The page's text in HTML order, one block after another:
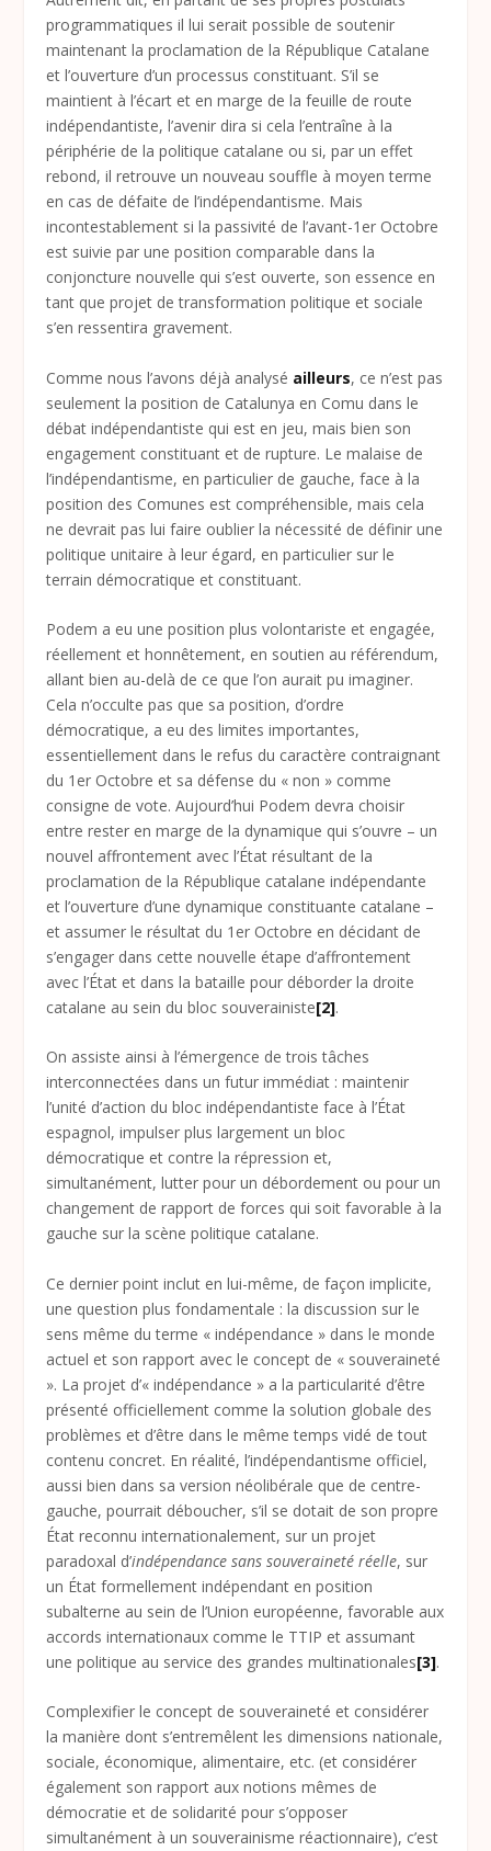
programmatiques il lui serait possible de soutenir
maintenant la proclamation de la République Catalane
et l’ouverture d’un processus constituant. S’il se
maintient à l’écart et en marge de la feuille de route
indépendantiste, l’avenir dira si cela l’entraîne à la
périphérie de la politique catalane ou si, par un effet
rebond, il retrouve un nouveau souffle à moyen terme
en cas de défaite de l’indépendantisme. Mais
incontestablement si la passivité de l’avant-1 er Octobre
est suivie par une position comparable dans la
conjoncture nouvelle qui s’est ouverte, son essence en
tant que projet de transformation politique et sociale
s’en ressentira gravement.
Comme nous l’avons déjà analysé ailleurs, ce n’est pas
seulement la position de Catalunya en Comu dans le
débat indépendantiste qui est en jeu, mais bien son
engagement constituant et de rupture. Le malaise de
l’indépendantisme, en particulier de gauche, face à la
position des Comunes est compréhensible, mais cela
ne devrait pas lui faire oublier la nécessité de définir une
politique unitaire à leur égard, en particulier sur le
terrain démocratique et constituant.
Podem a eu une position plus volontariste et engagée,
réellement et honnêtement, en soutien au référendum,
allant bien au-delà de ce que l’on aurait pu imaginer.
Cela n’occulte pas que sa position, d’ordre
démocratique, a eu des limites importantes,
essentiellement dans le refus du caractère contraignant
du 1 er Octobre et sa défense du « non » comme
consigne de vote. Aujourd’hui Podem devra choisir
entre rester en marge de la dynamique qui s’ouvre – un
nouvel affrontement avec l’État résultant de la
proclamation de la République catalane indépendante
et l’ouverture d’une dynamique constituante catalane –
et assumer le résultat du 1 er Octobre en décidant de
s’engager dans cette nouvelle étape d’affrontement
avec l’État et dans la bataille pour déborder la droite
catalane au sein du bloc souverainiste[2].
On assiste ainsi à l’émergence de trois tâches
interconnectées dans un futur immédiat : maintenir
l’unité d’action du bloc indépendantiste face à l’État
espagnol, impulser plus largement un bloc
démocratique et contre la répression et,
simultanément, lutter pour un débordement ou pour un
changement de rapport de forces qui soit favorable à la
gauche sur la scène politique catalane.
Ce dernier point inclut en lui-même, de façon implicite,
une question plus fondamentale : la discussion sur le
sens même du terme « indépendance » dans le monde
actuel et son rapport avec le concept de « souveraineté
». La projet d’« indépendance » a la particularité d’être
présenté officiellement comme la solution globale des
problèmes et d’être dans le même temps vidé de tout
contenu concret. En réalité, l’indépendantisme officiel,
aussi bien dans sa version néolibérale que de centre-
gauche, pourrait déboucher, s’il se dotait de son propre
État reconnu internationalement, sur un projet
paradoxal d’indépendance sans souveraineté réelle, sur
un État formellement indépendant en position
subalterne au sein de l’Union européenne, favorable aux
accords internationaux comme le TTIP et assumant
une politique au service des grandes multinationales[3].
Complexifier le concept de souveraineté et considérer
la manière dont s’entremêlent les dimensions nationale,
sociale, économique, alimentaire, etc. (et considérer
également son rapport aux notions mêmes de
démocratie et de solidarité pour s’opposer
simultanément à un souverainisme réactionnaire), c’est